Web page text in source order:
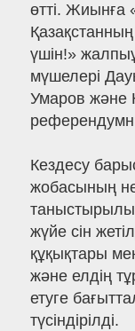
өтті. Жиынға
үшін!»
мүшелері
Умаров және
Кездесу
жобасының
жүйе сін
құқықтары
және елдің
етуге
түсіндірілді.